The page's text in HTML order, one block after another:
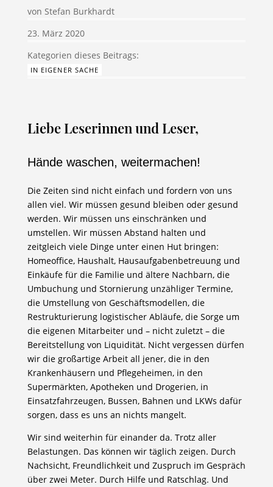
von Stefan Burkhardt
23. März 2020
IN EIGENER SACHE
Liebe Leserinnen und Leser,
Hände waschen, weitermachen!
Die Zeiten sind nicht einfach und fordern von uns
allen viel. Wir müssen gesund bleiben oder gesund
werden. Wir müssen uns einschränken und
umstellen. Wir müssen Abstand halten und
zeitgleich viele Dinge unter einen Hut bringen:
Homeoffice, Haushalt, Hausaufgabenbetreuung und
Einkäufe für die Familie und ältere Nachbarn, die
Umbuchung und Stornierung unzähliger Termine,
die Umstellung von Geschäftsmodellen, die
Restrukturierung logistischer Abläufe, die Sorge um
die eigenen Mitarbeiter und – nicht zuletzt – die
Bereitstellung von Liquidität. Nicht vergessen dürfen
wir die großartige Arbeit all jener, die in den
Krankenhäusern und Pflegeheimen, in den
Supermärkten, Apotheken und Drogerien, in
Einsatzfahrzeugen, Bussen, Bahnen und LKWs dafür
sorgen, dass es uns an nichts mangelt.
Wir sind weiterhin für einander da. Trotz aller
Belastungen. Das können wir täglich zeigen. Durch
Nachsicht, Freundlichkeit und Zuspruch im Gespräch
über zwei Meter. Durch Hilfe und Ratschlag. Und